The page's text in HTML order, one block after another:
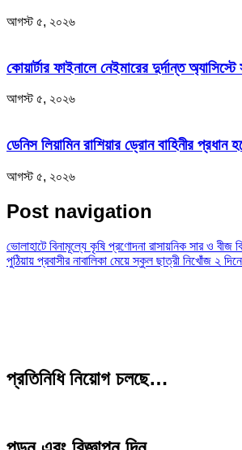
আগস্ট ৫, ২০২৬
কোয়ার্টার ফাইনালে নেইমারের দুর্দান্ত
আগস্ট ৫, ২০২৬
ডেনিস লিয়ামিন রাশিয়ার ড্রোন বাহিনীর প্রধান
আগস্ট ৫, ২০২৬
Post navigation
ভোলাহাটে বিনামূল্যে কৃষি প্রণোদনা রাসায়নিক সার ও বীজ
পুঠিয়ায় প্রবাসীর নাবালিকা মেয়ে স্কুল ছাত্রী নিখোঁজ ২
প্রতিনিধি নিয়োগ চলছে…